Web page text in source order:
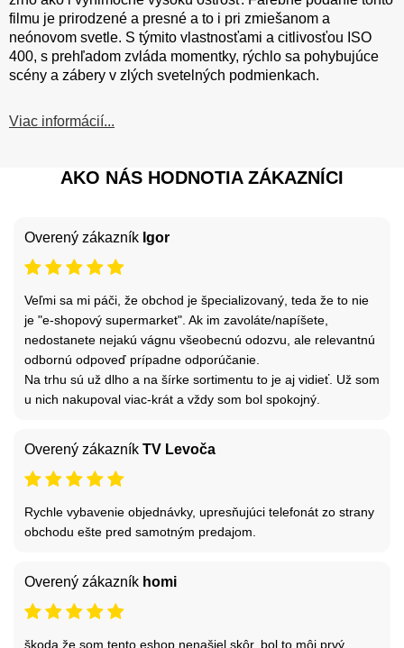
filmu je prirodzené a presné a to i pri zmiešanom a
neónovom svetle. S týmito vlastnosťami a citlivosťou ISO
400, s prehľadom zvláda momentky, rýchlo sa pohybujúce
scény a zábery v zlých svetelných podmienkach.
Viac informácií...
AKO NÁS HODNOTIA ZÁKAZNÍCI
Overený zákazník Igor
Veľmi sa mi páči, že obchod je špecializovaný, teda že to nie
je "e-shopový supermarket". Ak im zavoláte/napíšete,
nedostanete nejakú vágnu všeobecnú odozvu, ale relevantnú
odbornú odpoveď prípadne odporúčanie.
Na trhu sú už dlho a na šírke sortimentu to je aj vidieť. Už som
u nich nakupoval viac-krát a vždy som bol spokojný.
Overený zákazník TV Levoča
Rychle vybavenie objednávky, upresňujúci telefonát zo strany
obchodu ešte pred samotným predajom.
Overený zákazník homi
škoda že som tento eshop nenašiel skôr, bol to môj prvý